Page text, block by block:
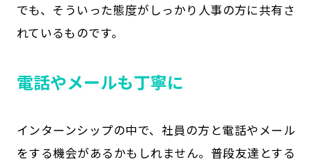
でも、そういった態度がしっかり人事の方に共有さ
れているものです。
電話やメールも丁寧に
インターンシップの中で、社員の方と電話やメール
をする機会があるかもしれません。普段友達とする